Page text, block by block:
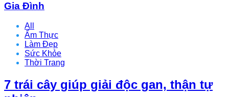
Gia Đình
All
Ẩm Thực
Làm Đẹp
Sức Khỏe
Thời Trang
7 trái cây giúp giải độc gan, thận tự